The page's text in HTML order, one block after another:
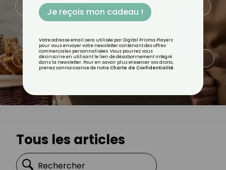
BEAUTÉ BIEN-ÊTRE
QUOTIDIEN RECETTES
Tous les articles
Je reçois mon cadeau !
Votre adresse email sera utilisée par Digital Prisma Players
pour vous envoyer votre newsletter contenant des offres
commerciales personnalisées. Vous pourrez vous
désinscrire en utilisant le lien de désabonnement intégré
dans la newsletter. Pour en savoir plus et exercer vos droits,
prenez connaissance de notre Charte de Confidentialité.